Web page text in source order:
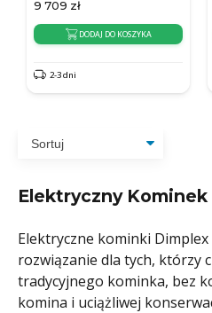
9 709 zł
DODAJ DO KOSZYKA
2-3 dni
Elektryczny
Elektryczne kominki
rozwiązanie dla tych, którzy
tradycyjnego kominka, bez
komina i uciążliwej